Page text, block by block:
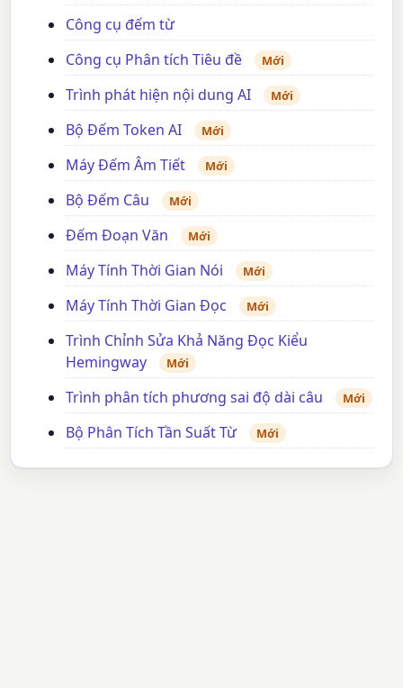
Công cụ đếm từ
Công cụ Phân tích Tiêu đề
Mới
Trình phát hiện nội dung AI Mới
Bộ Đếm Token AI Mới
Máy Đếm Âm Tiết Mới
Bộ Đếm Câu Mới
Đếm Đoạn Văn Mới
Máy Tính Thời Gian Nói Mới
Máy Tính Thời Gian Đọc Mới
Trình Chỉnh Sửa Khả Năng Đọc Kiểu
Hemingway
Mới
Trình phân tích phương sai độ dài câu Mới
Bộ Phân Tích Tần Suất Từ Mới